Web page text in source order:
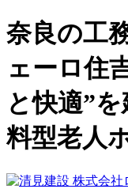
奈良の工
ェーロ住
と快適”
料型老人